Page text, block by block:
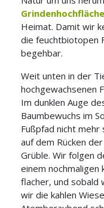
Heimat. Damit wir
die feuchtbiotopen
begehbar.
Weit unten in der
hochgewachsenen
Im dunklen Auge
Baumbewuchs im
Fußpfad nicht mehr
auf dem Rücken
Grüble. Wir folgen
einem
flacher, und sobald
wir die kahlen